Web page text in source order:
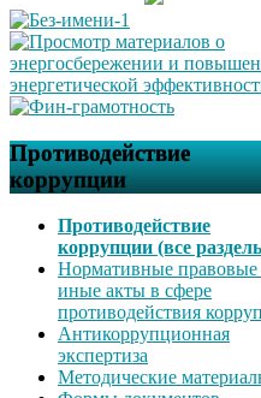
Противодействие
коррупции
Противодействие
коррупции (все
Нормативные правовые
иные акты в сфере
противодействия
Антикоррупционная
экспертиза
Методические